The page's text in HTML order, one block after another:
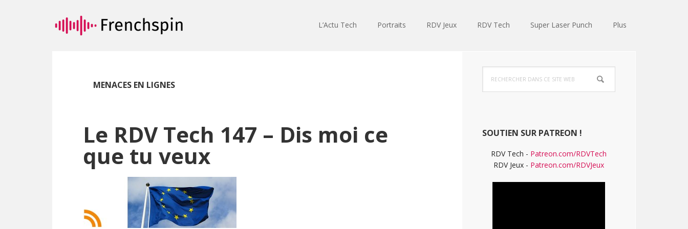
au
contenu
la
L’Actu Tech Portraits RDV Jeux RDV Tech Super Laser Punch Plus
MENACES EN LIGNES
Le RDV Tech 147 – Dis moi ce
que tu veux
Barre
latérale
dans
ce
SOUTIEN SUR PATREON !
RDV Tech - Patreon.com/RDVTech
RDV Jeux - Patreon.com/RDVJeux